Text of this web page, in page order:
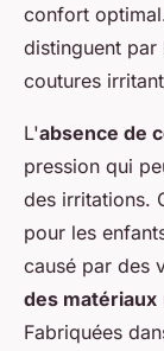
confort
distinguent par
coutures
L'absence de
pression qui
des irritations.
pour les
causé par des
des matériaux
Fabriquées